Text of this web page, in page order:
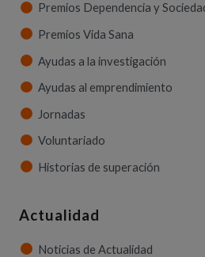
Premios Dependencia y
Premios Vida Sana
Ayudas a la investigación
Ayudas al emprendimiento
Jornadas
Voluntariado
Historias de superación
Actualidad
Noticias de Actualidad